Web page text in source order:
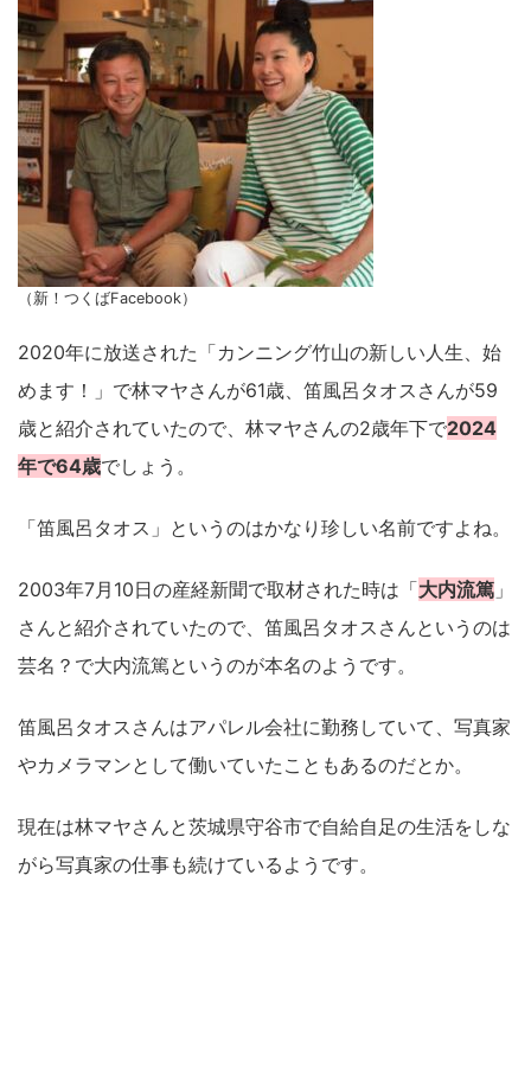
（新！つくばFacebook）
2020年に放送された「カンニング竹山の新しい人生、始
めます！」で林マヤさんが61歳、笛風呂タオスさんが59
歳と紹介されていたので、林マヤさんの2歳年下で2024
年で64歳でしょう。
「笛風呂タオス」というのはかなり珍しい名前ですよね。
2003年7月10日の産経新聞で取材された時は「大内流篤 」
さんと紹介されていたので、笛風呂タオスさんというのは
芸名？で大内流篤というのが本名のようです。
笛風呂タオスさんはアパレル会社に勤務していて、写真家
やカメラマンとして働いていたこともあるのだとか。
現在は林マヤさんと茨城県守谷市で自給自足の生活をしな
がら写真家の仕事も続けているようです。